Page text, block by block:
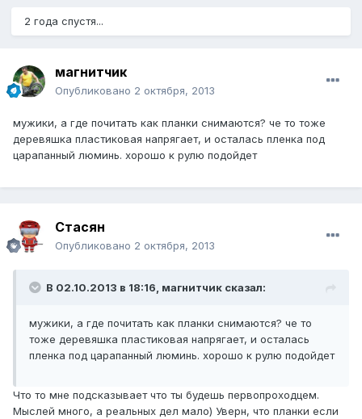
2 года спустя...
магнитчик
Опубликовано 2 октября, 2013
мужики, а где почитать как планки снимаются? че то тоже
деревяшка пластиковая напрягает, и осталась пленка под
царапанный люминь. хорошо к рулю подойдет
Стасян
Опубликовано 2 октября, 2013
В 02.10.2013 в 18:16, магнитчик сказал:
мужики, а где почитать как планки снимаются? че то
тоже деревяшка пластиковая напрягает, и осталась
пленка под царапанный люминь. хорошо к рулю подойдет
Что то мне подсказывает что ты будешь первопроходцем.
Мыслей много, а реальных дел мало) Уверн, что планки если